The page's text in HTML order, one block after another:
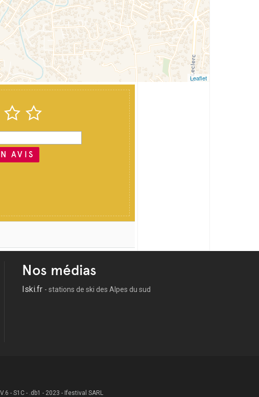
Leaflet
AVIS
Nos médias
Iski.fr - stations de ski des Alpes du sud
V.6 - S1C - .db1 - 2023 - Ifestival SARL